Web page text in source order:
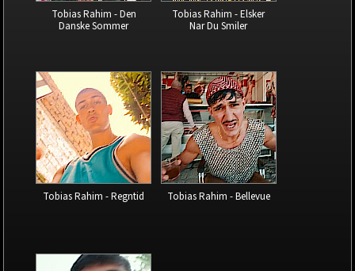
Tobias Rahim - Den
Danske Sommer
Tobias Rahim - Elsker
Nar Du Smiler
Tobias Rahim - Regntid Tobias Rahim - Bellevue